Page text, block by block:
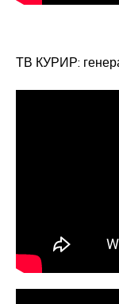
ТВ КУРИР: